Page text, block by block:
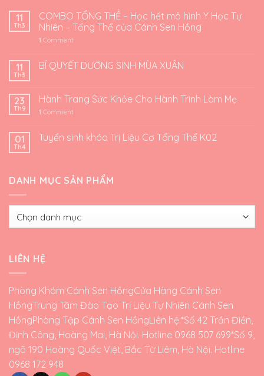
11
Th3
COMBO TỔNG THỂ – Học hết mô hình Y Học Tự
Nhiên – Tổng Thể của Cánh Sen Hồng
1 Comment
11
Th3
BÍ QUYẾT DƯỠNG SINH MÙA XUÂN
23
Th9
Hành Trang Sức Khỏe Cho Hành Trình Làm Mẹ
1 Comment
01
Th4
Tuyển sinh khóa Trị Liệu Cơ Tổng Thể K02
DANH MỤC SẢN PHẨM
LIÊN HỆ
Phòng Khám Cánh Sen HồngCửa Hàng Cánh Sen
HồngTrung Tâm Đào Tạo Trị Liệu Tự Nhiên Cánh Sen
HồngPhòng Tập Cánh Sen HồngLiên hệ:*Số 42 Trần Điền,
Định Công, Hoàng Mai, Hà Nội. Hotline 0968 507 699*Số 9,
ngõ 190 Hoàng Quốc Việt, Bắc Từ Liêm, Hà Nội. Hotline
0968 172 948